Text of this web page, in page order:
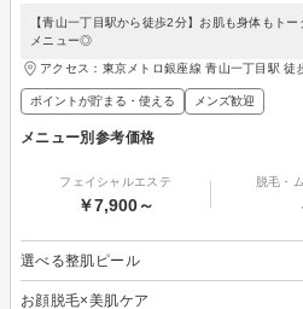
【青山一丁目駅から徒歩2分】お肌も身体もト
メニュー◎
アクセス：東京メトロ銀座線 青山一丁目駅 徒
ポイントが貯まる・使える メンズ歓迎
メニュー別参考価格
フェイシャルエステ
￥7,900～
脱毛・
選べる整肌ピール
お顔脱毛×美肌ケア